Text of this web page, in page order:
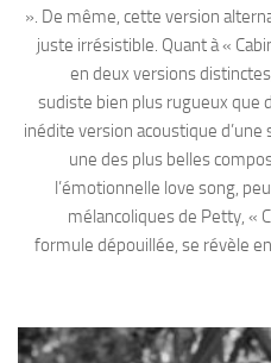
». De même, cette version
juste irrésistible. Quant à «
en deux versions
sudiste bien plus rugueux que
inédite version acoustique
une des plus belles
l’émotionnelle love song,
mélancoliques de Petty, «
formule dépouillée, se révèle